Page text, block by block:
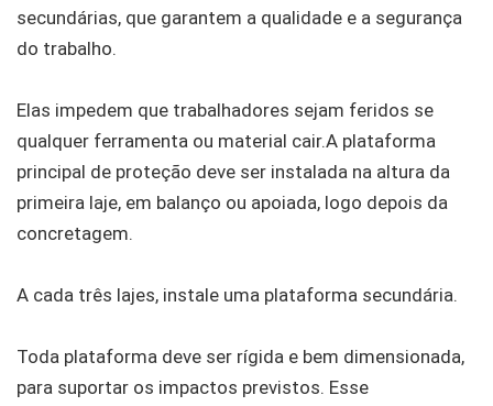
secundárias, que garantem a qualidade e a segurança
do trabalho.
Elas impedem que trabalhadores sejam feridos se
qualquer ferramenta ou material cair.A plataforma
principal de proteção deve ser instalada na altura da
primeira laje, em balanço ou apoiada, logo depois da
concretagem.
A cada três lajes, instale uma plataforma secundária.
Toda plataforma deve ser rígida e bem dimensionada,
para suportar os impactos previstos. Esse